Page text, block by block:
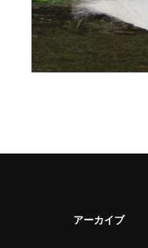
アーカイブ